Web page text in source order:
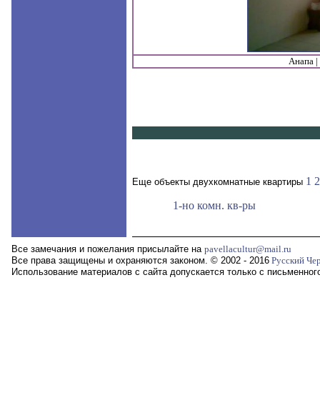
Анапа |
Еще объекты двухкомнатные квартиры 1 2
1-но комн. кв-ры
Все замечания и пожелания присылайте на pavellacultur@mail.ru
Все права защищены и охраняются законом. © 2002 - 2016 Русский
Использование материалов с сайта допускается только с